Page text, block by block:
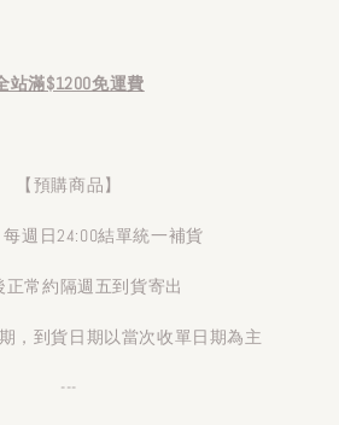
站滿$1200免運費
【預購商品】
週日24:00結單統一補貨
正常約隔週五到貨寄出
，到貨日期以當次收單日期為主
---